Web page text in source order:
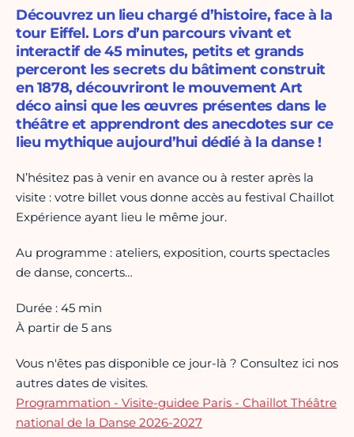
Découvrez un lieu chargé d’histoire, face à la
tour Eiffel. Lors d’un parcours vivant et
interactif de 45 minutes, petits et grands
perceront les secrets du bâtiment construit
en 1878, découvriront le mouvement Art
déco ainsi que les œuvres présentes dans le
théâtre et apprendront des anecdotes sur ce
lieu mythique aujourd’hui dédié à la danse !
N’hésitez pas à venir en avance ou à rester après la
visite : votre billet vous donne accès au festival Chaillot
Expérience ayant lieu le même jour.
Au programme : ateliers, exposition, courts spectacles
de danse, concerts…
Durée : 45 min
À partir de 5 ans
Vous n'êtes pas disponible ce jour-là ? Consultez ici nos
autres dates de visites.
Programmation - Visite-guidee Paris - Chaillot Théâtre
national de la Danse 2026-2027